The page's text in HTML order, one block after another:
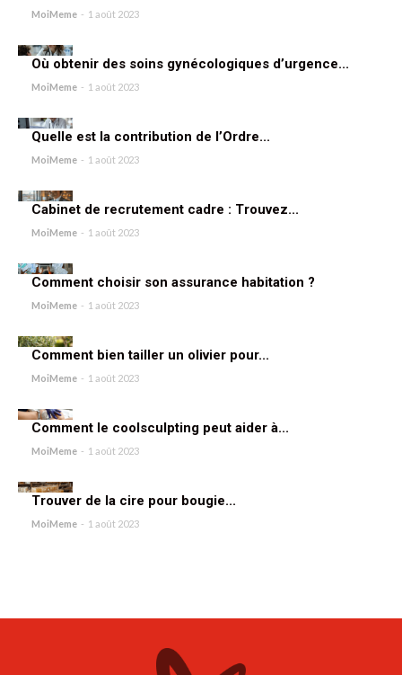
MoiMeme - 1 août 2023
Où obtenir des soins gynécologiques d’urgence...
MoiMeme - 1 août 2023
Quelle est la contribution de l’Ordre...
MoiMeme - 1 août 2023
Cabinet de recrutement cadre : Trouvez...
MoiMeme - 1 août 2023
Comment choisir son assurance habitation ?
MoiMeme - 1 août 2023
Comment bien tailler un olivier pour...
MoiMeme - 1 août 2023
Comment le coolsculpting peut aider à...
MoiMeme - 1 août 2023
Trouver de la cire pour bougie...
MoiMeme - 1 août 2023